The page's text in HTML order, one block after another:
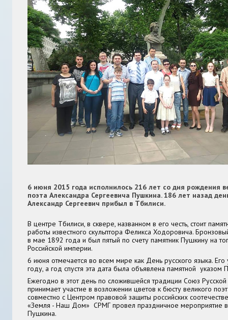
6 июня 2015 года исполнилось 216 лет со дня рождения
поэта Александра Сергеевича Пушкина. 186 лет назад
Александр Сергеевич прибыл в Тбилиси.
В центре Тбилиси, в сквере, названном в его честь, стоит
работы известного скульптора Феликса Ходоровича.
в мае 1892 года и был пятый по счету памятник Пушкину на
Российской империи.
6 июня отмечается во всем мире как День русского языка.
году, а год спустя эта дата была объявлена памятной указом
Ежегодно в этот день по сложившейся традиции Союз
принимает участие в возложении цветов к бюсту великого
совместно с Центром правовой защиты российских
«Земля - Наш Дом» СРМГ провел праздничное мероприятие
Пушкина.